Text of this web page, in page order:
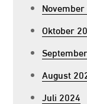
Oktober
August
Juli 2024